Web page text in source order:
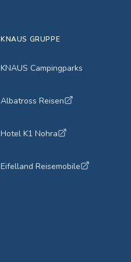
KNAUS GRUPPE
KNAUS Campingparks
Albatross Reisen
Hotel K1 Nohra
Eifelland Reisemobile